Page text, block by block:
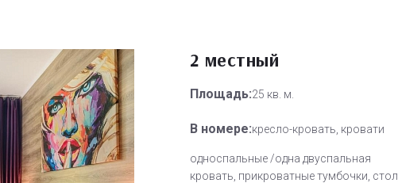
2 местный
Площадь:25 кв. м.
В номере:кресло-кровать, кровати
односпальные /одна двуспальная
кровать, прикроватные тумбочки, стол,